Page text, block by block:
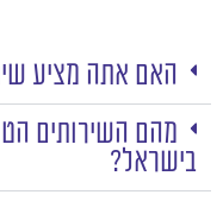
האם אתה מציע
מהם השירותים
בישראל?